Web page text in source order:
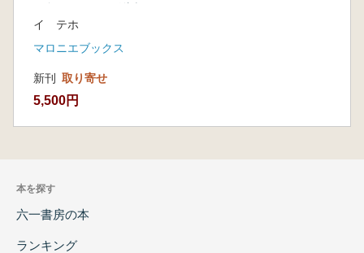
鄭敾、豹庵 姜世晃、
檀園金弘道などの名
イ テホ
マロニエブックス
新刊 取り寄せ
5,500円
本を探す
六一書房の本
ランキング